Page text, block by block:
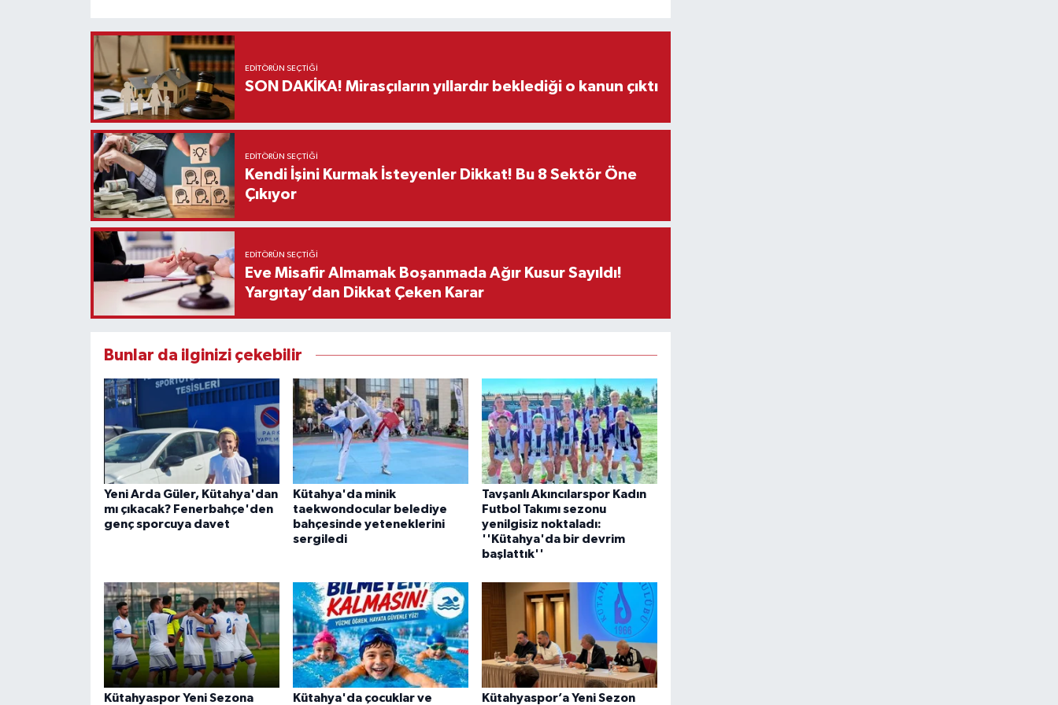
EDITÖRÜN SEÇTIĞI
SON DAKİKA! Mirasçıların yıllardır beklediği o kanun çıktı
EDITÖRÜN SEÇTIĞI
Kendi İşini Kurmak İsteyenler Dikkat! Bu 8 Sektör Öne
Çıkıyor
EDITÖRÜN SEÇTIĞI
Eve Misafir Almamak Boşanmada Ağır Kusur Sayıldı!
Yargıtay’dan Dikkat Çeken Karar
Bunlar da ilginizi çekebilir
Yeni Arda Güler, Kütahya'dan
mı çıkacak? Fenerbahçe'den
genç sporcuya davet
Kütahya'da minik
taekwondocular belediye
bahçesinde yeteneklerini
sergiledi
Tavşanlı Akıncılarspor Kadın
Futbol Takımı sezonu
yenilgisiz noktaladı:
''Kütahya'da bir devrim
başlattık''
Kütahyaspor Yeni Sezona Kütahya'da çocuklar ve Kütahyaspor’a Yeni Sezon